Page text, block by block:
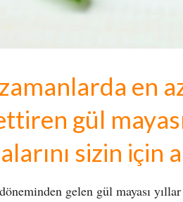
en
gül
sizin için
gelen gül mayası